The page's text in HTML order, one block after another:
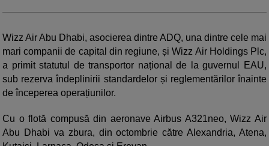
Wizz Air Abu Dhabi, asocierea dintre ADQ, una dintre cele mai
mari companii de capital din regiune, și Wizz Air Holdings Plc,
a primit statutul de transportor național de la guvernul EAU,
sub rezerva îndeplinirii standardelor și reglementărilor înainte
de începerea operațiunilor.
Cu o flotă compusă din aeronave Airbus A321neo, Wizz Air
Abu Dhabi va zbura, din octombrie către Alexandria, Atena,